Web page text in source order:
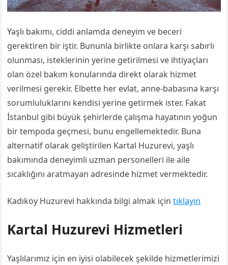
Yaşlı bakımı, ciddi anlamda deneyim ve beceri
gerektiren bir iştir. Bununla birlikte onlara karşı sabırlı
olunması, isteklerinin yerine getirilmesi ve ihtiyaçları
olan özel bakım konularında direkt olarak hizmet
verilmesi gerekir. Elbette her evlat, anne-babasına karşı
sorumluluklarını kendisi yerine getirmek ister. Fakat
İstanbul gibi büyük şehirlerde çalışma hayatının yoğun
bir tempoda geçmesi, bunu engellemektedir. Buna
alternatif olarak geliştirilen Kartal Huzurevi, yaşlı
bakımında deneyimli uzman personelleri ile aile
sıcaklığını aratmayan adresinde hizmet vermektedir.
Kadıköy Huzurevi hakkında bilgi almak içintıklayın
Kartal Huzurevi Hizmetleri
Yaşlılarımız için en iyisi olabilecek şekilde hizmetlerimizi